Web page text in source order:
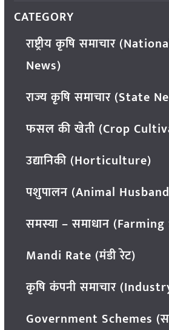
CATEGORY
राष्ट्रीय कृषि समाचार
News)
राज्य कृषि समाचार (State
फसल की खेती (Crop
उद्यानिकी (Horticulture)
पशुपालन (Animal
समस्या – समाधान
Mandi Rate (मंडी रेट)
कृषि कंपनी समाचार
Government Schemes